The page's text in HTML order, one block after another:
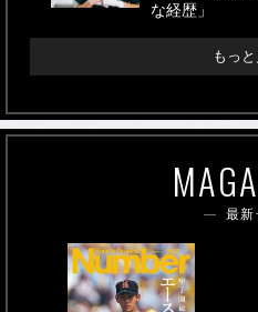
な経歴」
もっ
最新